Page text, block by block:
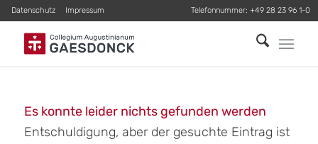
Datenschutz Impressum Telefonnummer: +49 28 23 96 1-0
Es konnte leider nichts gefunden werden
Entschuldigung, aber der gesuchte Eintrag ist